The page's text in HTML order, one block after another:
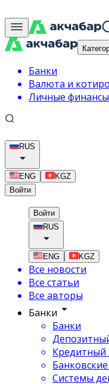
Банки
Валюта и
Личные финансы
RUS
ENG
KGZ
Войти
Войти
RUS
ENG KGZ
Все новости
Все статьи
Все авторы
Банки
Банки
Кредитный
Системы